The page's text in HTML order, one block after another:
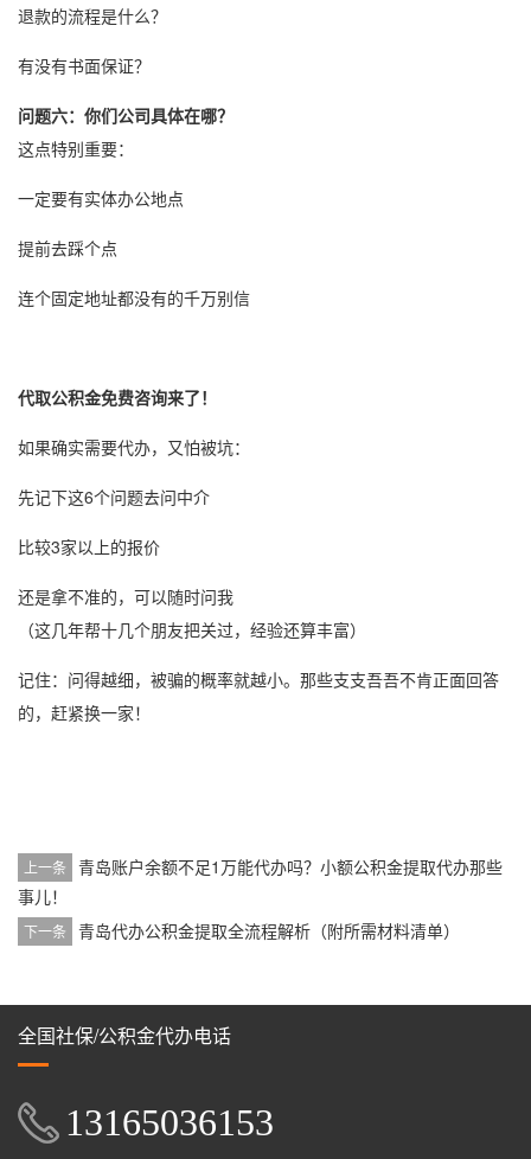
退款的流程是什么？
有没有书面保证？
问题六：你们公司具体在哪？
这点特别重要：
一定要有实体办公地点
提前去踩个点
连个固定地址都没有的千万别信
代取公积金免费咨询来了！
如果确实需要代办，又怕被坑：
先记下这6个问题去问中介
比较3家以上的报价
还是拿不准的，可以随时问我
（这几年帮十几个朋友把关过，经验还算丰富）
记住：问得越细，被骗的概率就越小。那些支支吾吾不肯正面回答
的，赶紧换一家！
上一条
青岛账户余额不足1万能代办吗？小额公积金提取代办那些
事儿！
下一条 青岛代办公积金提取全流程解析（附所需材料清单）
全国社保/公积金代办电话
13165036153